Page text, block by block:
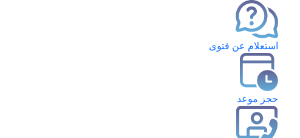
استعلام عن فتوى
حجز موعد